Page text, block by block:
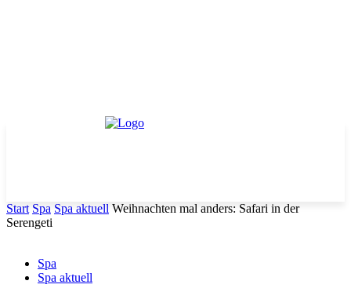
Start Spa Spa aktuell Weihnachten mal anders: Safari in der
Serengeti
Spa
Spa aktuell